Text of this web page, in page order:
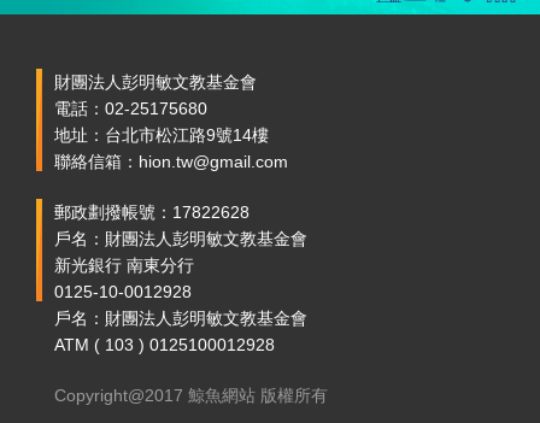
財團法人彭明敏文教基金會
電話：02-25175680
地址：台北市松江路9號14樓
聯絡信箱：hion.tw@gmail.com
郵政劃撥帳號：17822628
戶名：財團法人彭明敏文教基金會
新光銀行 南東分行
0125-10-0012928
戶名：財團法人彭明敏文教基金會
ATM ( 103 ) 0125100012928
Copyright@2017 鯨魚網站 版權所有